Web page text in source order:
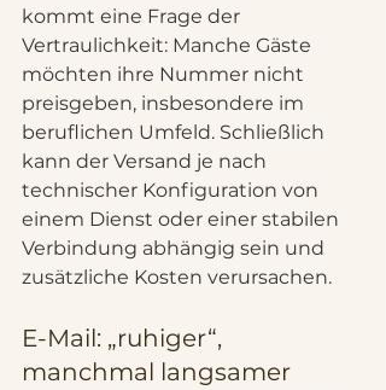
kommt eine Frage der
Vertraulichkeit: Manche Gäste
möchten ihre Nummer nicht
preisgeben, insbesondere im
beruflichen Umfeld. Schließlich
kann der Versand je nach
technischer Konfiguration von
einem Dienst oder einer stabilen
Verbindung abhängig sein und
zusätzliche Kosten verursachen.
E-Mail: „ruhiger“,
manchmal langsamer